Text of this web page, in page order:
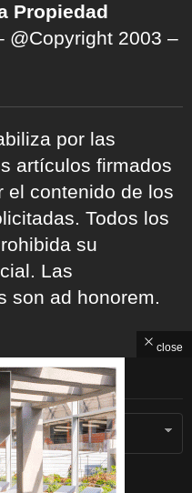
Propiedad
@Copyright 2003 –
por las
artículos firmados
el contenido de los
Todos los
su
Las
son ad honorem.
close